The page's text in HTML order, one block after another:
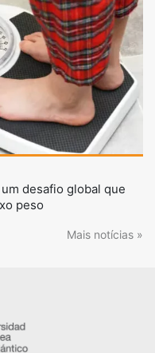
desafio global que
peso
Mais notícias »